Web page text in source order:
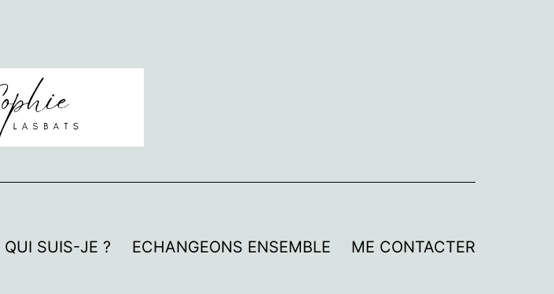
QUI SUIS-JE ? ECHANGEONS ENSEMBLE ME CONTACTER